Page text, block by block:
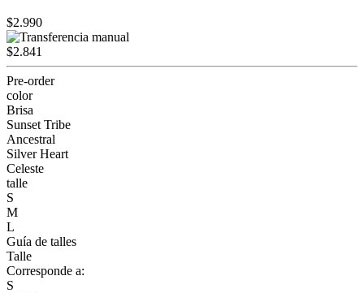
$2.990
$2.841
Pre-order
color
Brisa
Sunset Tribe
Ancestral
Silver Heart
Celeste
talle
S
M
L
Guía de talles
Talle
Corresponde a:
S